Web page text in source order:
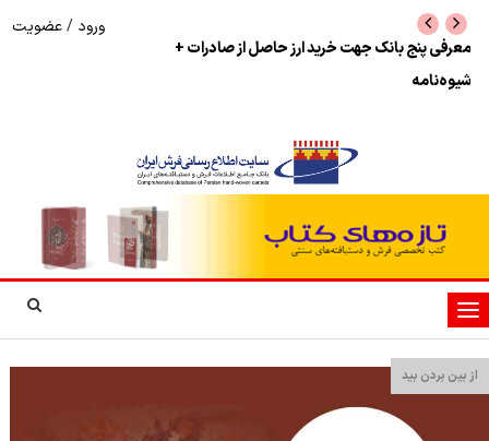
نرخ بازگشت ارز حاصل از صادرات + تکمیلی
ورود /عضویت
تغییر
وضعیت
ناوبری
از بین بردن بید